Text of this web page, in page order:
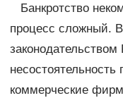
Банкротство
процесс сложный.
несостоятельность
коммерческие